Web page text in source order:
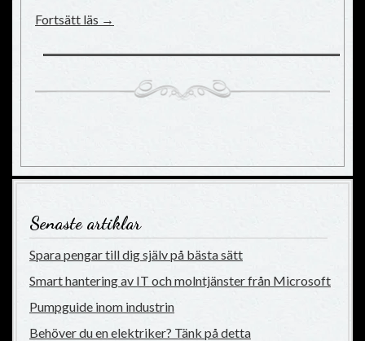
Fortsätt läs →
Senaste artiklar
Spara pengar till dig själv på bästa sätt
Smart hantering av IT och molntjänster från Microsoft
Pumpguide inom industrin
Behöver du en elektriker? Tänk på detta